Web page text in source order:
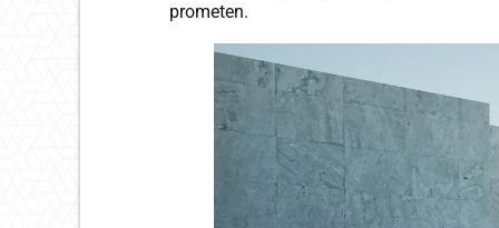
prometen.